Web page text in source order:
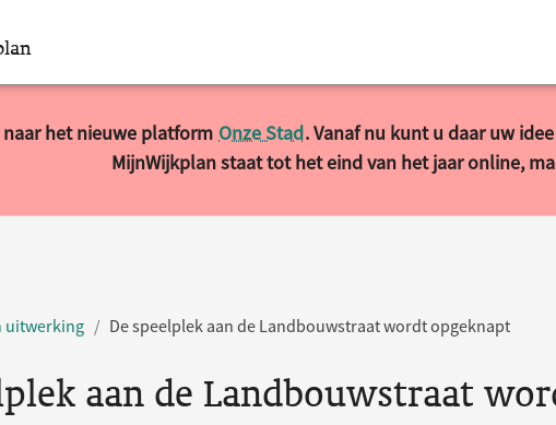
het nieuwe platform Onze Stad. Vanaf nu kunt u daar uw
MijnWijkplan staat tot het eind van het jaar online,
uitwerking De speelplek aan de Landbouwstraat wordt opgeknapt
aan de Landbouwstraat